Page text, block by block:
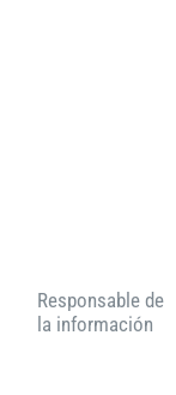
Responsable de
la información